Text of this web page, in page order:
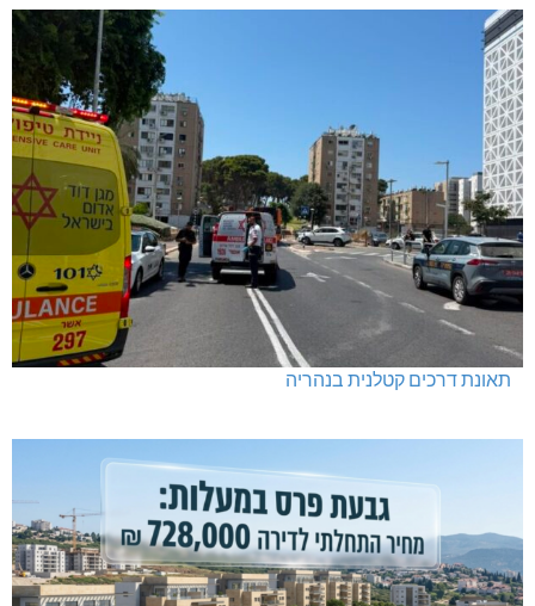
תאונת דרכים קטלנית בנהריה